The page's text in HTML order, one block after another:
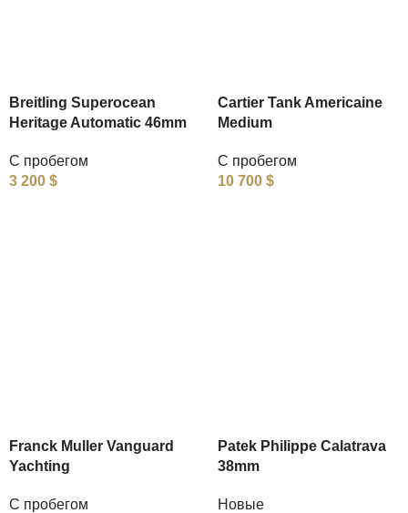
Breitling Superocean
Heritage Automatic 46mm
С пробегом
3 200 $
Cartier Tank Americaine
Medium
С пробегом
10 700 $
Franck Muller Vanguard
Yachting
С пробегом
Patek Philippe Calatrava
38mm
Новые